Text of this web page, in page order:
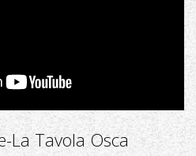
La Tavola Osca